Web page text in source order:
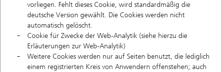
vorliegen. Fehlt dieses Cookie, wird standardmäßig die
deutsche Version gewählt. Die Cookies werden nicht
automatisch gelöscht.
Cookie für Zwecke der Web-Analytik (siehe hierzu die
Erläuterungen zur Web-Analytik)
Weitere Cookies werden nur auf Seiten benutzt, die lediglich
einem registrierten Kreis von Anwendern offenstehen; auch